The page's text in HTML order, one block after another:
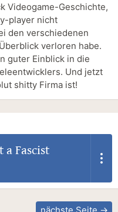
Videogame-Geschichte,
player nicht
den verschiedenen
verloren habe.
guter Einblick in die
Und jetzt
shitty Firma ist!
a Fascist